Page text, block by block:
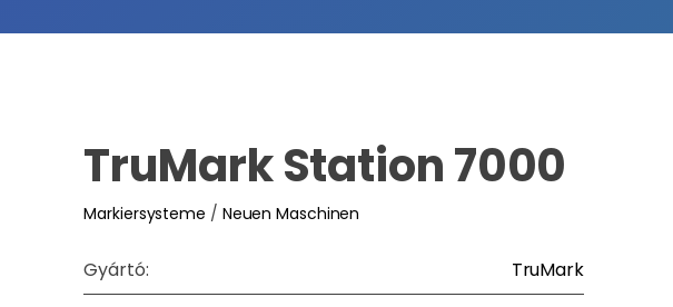
TruMark Station 7000
Markiersysteme / Neuen Maschinen
Gyártó: TruMark